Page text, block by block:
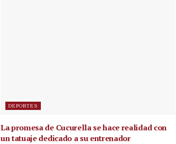
DEPORTES
La promesa de Cucurella se hace realidad con
un tatuaje dedicado a su entrenador